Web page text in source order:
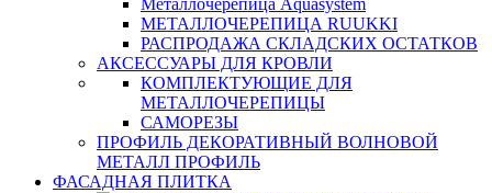
Металлочерепица Aquasystem
МЕТАЛЛОЧЕРЕПИЦА RUUKKI
РАСПРОДАЖА СКЛАДСКИХ ОСТАТКОВ
АКСЕССУАРЫ ДЛЯ КРОВЛИ
КОМПЛЕКТУЮЩИЕ ДЛЯ
МЕТАЛЛОЧЕРЕПИЦЫ
САМОРЕЗЫ
ПРОФИЛЬ ДЕКОРАТИВНЫЙ ВОЛНОВОЙ
МЕТАЛЛ ПРОФИЛЬ
ФАСАДНАЯ ПЛИТКА